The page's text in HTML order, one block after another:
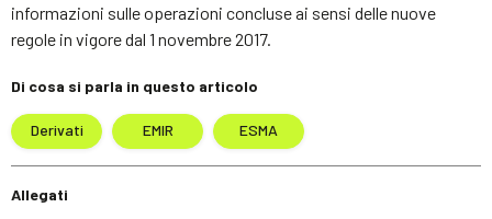
informazioni sulle operazioni concluse ai sensi delle nuove
regole in vigore dal 1 novembre 2017.
Di cosa si parla in questo articolo
Derivati EMIR ESMA
Allegati